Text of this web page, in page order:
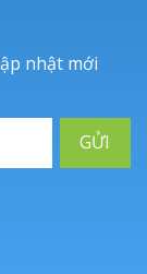
nhật mới
GỬI